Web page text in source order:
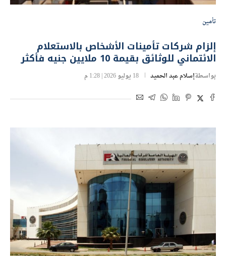
تأمين
إلزام شركات تأمينات الأشخاص بالاستعلام
الائتماني للوثائق بقيمة 10 ملايين جنيه فأكثر
بواسطةإسلام عبد الحميد 18 يوليو 2026 | 1:28 م